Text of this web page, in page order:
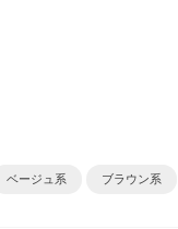
ベージュ系 ブラウン系